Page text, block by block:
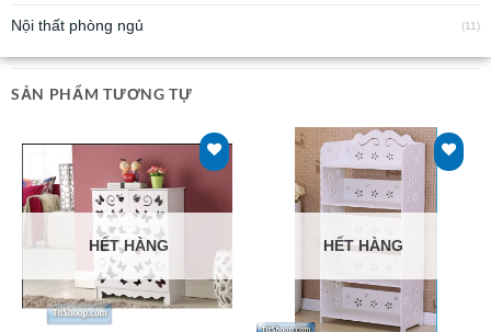
Nội thất phòng ngủ (11)
SẢN PHẨM TƯƠNG TỰ
HẾT HÀNG HẾT HÀNG